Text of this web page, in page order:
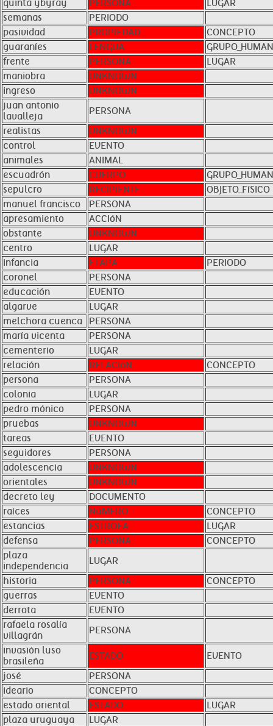
quinta ybyray PERSONA
LUGAR
semanas
PERIODO
pasividad
PROPIEDAD
CONCEPTO
guaraníes
LENGUA
frente
PERSONA
LUGAR
maniobra
UNKNOWN
ingreso
UNKNOWN
juan antonio
lavalleja
PERSONA
realistas
UNKNOWN
control
EVENTO
animales
ANIMAL
escuadrón
CUERPO
sepulcro
RECIPIENTE
OBJETO_FíSICO
manuel francisco
PERSONA
apresamiento
ACCIóN
obstante
UNKNOWN
centro
LUGAR
infancia
ETAPA
PERIODO
coronel
PERSONA
educación
EVENTO
algarve
LUGAR
melchora cuenca
PERSONA
maría vicenta
PERSONA
cementerio
LUGAR
relación
RELACIóN
CONCEPTO
persona
PERSONA
colonia
LUGAR
pedro mónico
PERSONA
pruebas
UNKNOWN
tareas
EVENTO
seguidores
PERSONA
adolescencia
UNKNOWN
orientales
UNKNOWN
decreto ley
DOCUMENTO
raíces
NúMERO
CONCEPTO
estancias
ESTROFA
LUGAR
defensa
PERSONA
CONCEPTO
plaza
independencia
LUGAR
historia
PERSONA
CONCEPTO
guerras
EVENTO
derrota
EVENTO
rafaela rosalía
villagrán
PERSONA
invasión luso
brasileña
ESTADO
EVENTO
josé
PERSONA
ideario
CONCEPTO
estado oriental
ESTADO
LUGAR
plaza uruguaya
LUGAR